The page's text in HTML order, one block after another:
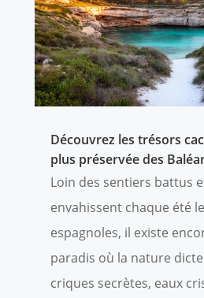
Découvrez les trésors
plus préservée des
Loin des sentiers battus
envahissent chaque été
espagnoles, il existe
paradis où la nature
criques secrètes, eaux